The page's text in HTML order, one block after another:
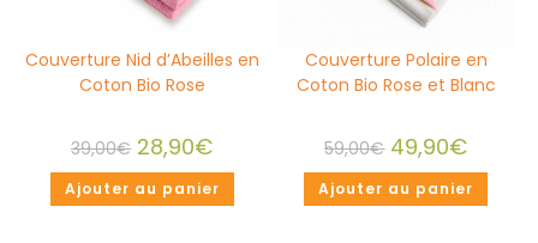
Couverture Nid d’Abeilles en
Coton Bio Rose
39,00€ 28,90€
Ajouter au panier
Couverture Polaire en
Coton Bio Rose et Blanc
59,00€ 49,90€
Ajouter au panier